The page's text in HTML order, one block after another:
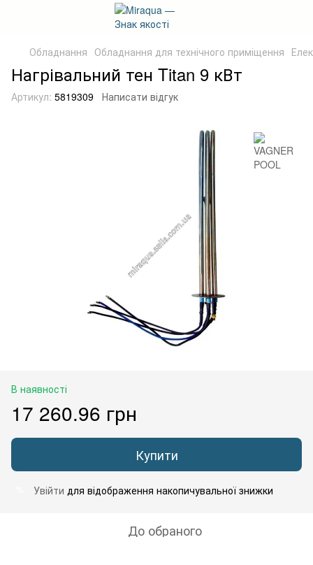
Обладнання Обладнання для технічного приміщення
Нагрівальний тен Titan 9 кВт
Артикул: 5819309 Написати відгук
В наявності
17 260.96 грн
Купити
Увійти для відображення накопичувальної знижки
До обраного